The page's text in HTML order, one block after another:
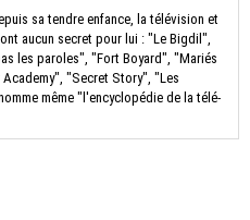
sa tendre enfance, la télévision et
aucun secret pour lui : "Le Bigdil",
les paroles", "Fort Boyard", "Mariés
"Secret Story", "Les
même "l'encyclopédie de la télé-